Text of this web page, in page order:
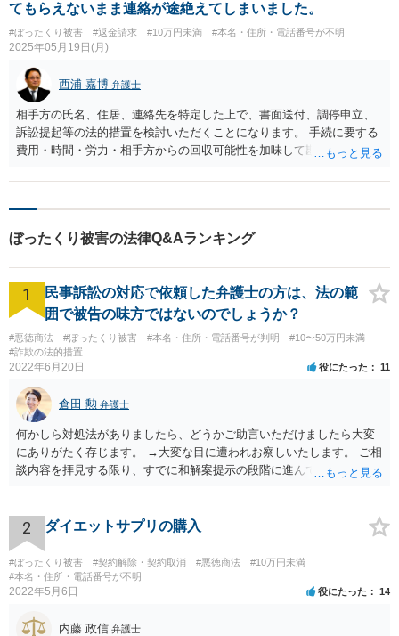
てもらえないまま連絡が途絶えてしまいました。
#ぼったくり被害 #返金請求 #10万円未満 #本名・住所・電話番号が不明
2025年05月19日(月)
西浦 嘉博 弁護士
相手方の氏名、住居、連絡先を特定した上で、書面送付、調停申立、
訴訟提起等の法的措置を検討いただくことになります。 手続に要する
費用・時間・労力・相手方からの回収可能性を加味して勘案くださ
る）場合はともかく、相談に記載された事実からは刑事的な処分を求
ぼったくり被害の法律Q&Aランキング
1
民事訴訟の対応で依頼した弁護士の方は、法の範
囲で被告の味方ではないのでしょうか？
#悪徳商法 #ぼったくり被害 #本名・住所・電話番号が判明
#10〜50万円未満
#詐欺の法的措置
2022年6月20日 役にたった 11
倉田 勲 弁護士
何かしら対処法がありましたら、どうかご助言いただけましたら大変
にありがたく存じます。 →大変な目に遭われお察しいたします。 ご相
談内容を拝見する限り、すでに和解案提示の段階に進んでいるとなる
にあたってはそれらの書面や証拠を拝見しないと適切な回答は難しい
ですので、書面などをもってお近くの法律事務所でセカンドオピニオ
ンを受けることをお勧めします。
2 ダイエットサプリの購入
#ぼったくり被害 #契約解除・契約取消 #悪徳商法
#10万円未満
#本名・住所・電話番号が不明
2022年5月6日 役にたった 14
内藤 政信 弁護士